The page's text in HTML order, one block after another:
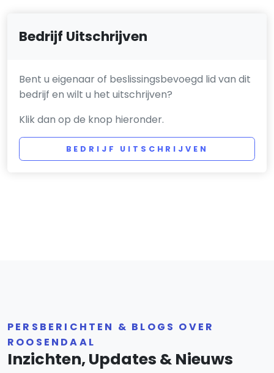
Bedrijf Uitschrijven
Bent u eigenaar of beslissingsbevoegd lid van dit
bedrijf en wilt u het uitschrijven?
Klik dan op de knop hieronder.
BEDRIJF UITSCHRIJVEN
PERSBERICHTEN & BLOGS OVER
ROOSENDAAL
Inzichten, Updates & Nieuws